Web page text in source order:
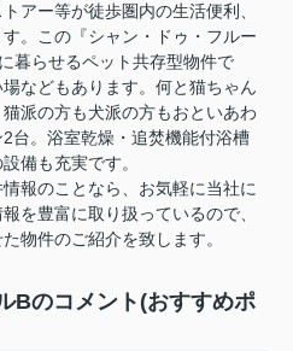
アー等が徒歩圏内の生活便利、
。この『シャン・ドゥ・フルー
暮らせるペット共存型物件で
などもあります。何と猫ちゃん
派の方も犬派の方もおといあわ
台。浴室乾燥・追焚機能付浴槽
備も充実です。
報のことなら、お気軽に当社に
を豊富に取り扱っているので、
物件のご紹介を致します。
Bのコメント(おすすめポ